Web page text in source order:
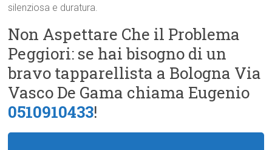
silenziosa e duratura.
Non Aspettare Che il Problema
Peggiori: se hai bisogno di un
bravo tapparellista a Bologna Via
Vasco De Gama chiama Eugenio
0510910433!